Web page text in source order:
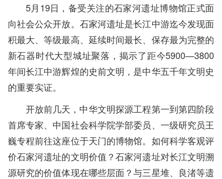
5月19日，备受关注的石家河遗址博物馆正式面
向社会公众开放。石家河遗址是长江中游迄今发现面
积最大、等级最高、延续时间最长、保存最为完整的
新石器时代大型城址聚落，揭示了距今5900—3800
年间长江中游辉煌的史前文明，是中华五千年文明史
的重要实证。
开放前几天，中华文明探源工程第一到第四阶段
首席专家、中国社会科学院学部委员、一级研究员王
巍专程前往这座位于天门的博物馆。如何科学客观评
价石家河遗址的文明价值？石家河遗址对长江文明溯
源研究的价值体现在哪些层面？与三星堆、良渚等遗